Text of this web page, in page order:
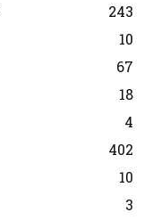
243
10
67
18
4
402
10
3